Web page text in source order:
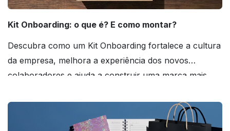
Kit Onboarding: o que é? E como montar?
Descubra como um Kit Onboarding fortalece a cultura
da empresa, melhora a experiência dos novos
colaboradores e ajuda a construir uma marca mais